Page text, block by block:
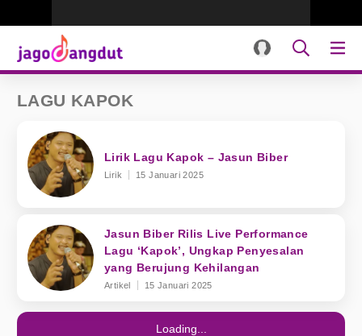
LAGU KAPOK
Lirik Lagu Kapok – Jasun Biber
Lirik 15 Januari 2025
Jasun Biber Rilis Live Performance
Lagu ‘Kapok’, Ungkap Penyesalan
yang Berujung Kehilangan
Artikel 15 Januari 2025
Loading...